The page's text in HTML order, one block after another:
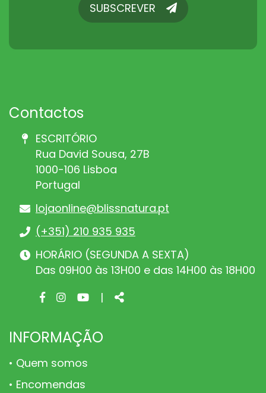
SUBSCREVERSUBSCREVER
Contactos
ESCRITÓRIO
Rua David Sousa, 27B
1000-106 Lisboa
Portugal
lojaonline@blissnatura.pt
(+351) 210 935 935
HORÁRIO (SEGUNDA A SEXTA)
Das 09H00 às 13H00 e das 14H00 às 18H00
Facebook
Instagram
Youtube
| Share
INFORMAÇÃO
Quem somos
Encomendas